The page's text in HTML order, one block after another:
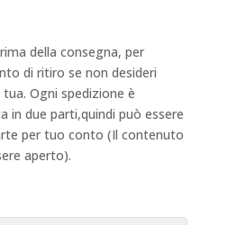
della consegna, per
di ritiro se non desideri
Ogni spedizione è
in due parti,quindi può essere
per tuo conto (Il contenuto
aperto).